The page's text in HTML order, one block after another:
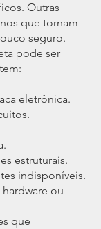
Outras
que tornam
seguro.
pode ser
eletrônica.
estruturais.
indisponíveis.
ou
que